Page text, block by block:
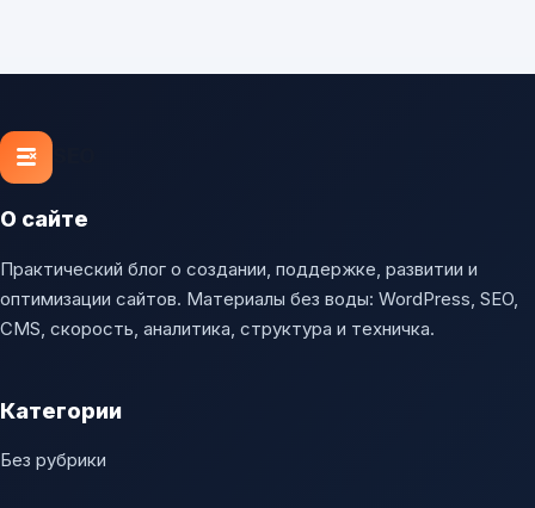
О сайте
Практический блог о создании, поддержке, развитии и
оптимизации сайтов. Материалы без воды: WordPress, SEO,
CMS, скорость, аналитика, структура и техничка.
Категории
Без рубрики